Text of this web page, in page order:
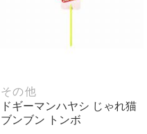
その他
ドギーマンハヤシ じゃれ猫
ブンブン トンボ